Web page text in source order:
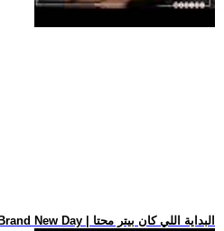
.. فيلم Spider-Man: Brand New Day | البداية اللي كان بيتر محتا